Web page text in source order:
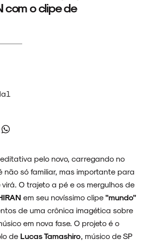
com o clipe de
pelo novo, carregando no
não só familiar, mas importante para
O trajeto a pé e os mergulhos de
em seu novíssimo clipe "mundo"
de uma crônica imagética sobre
em nova fase. O projeto é o
de Lucas Tamashiro, músico de SP